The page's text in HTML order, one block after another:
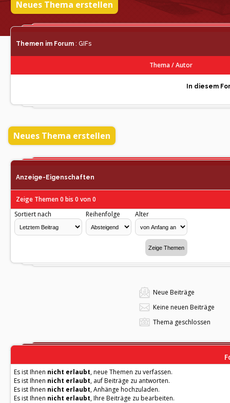
Neues Thema erstellen
Themen im Forum : GIFs
Thema/Autor
In diesem
Neues Thema erstellen
Anzeige-Eigenschaften
Zeige Themen 0 bis 0 von 0
Sortiert nach
Reihenfolge Alter
Neue Beiträge
Keine neuen Beiträge
Thema geschlossen
Es ist Ihnen nicht erlaubt, neue Themen zu verfassen.
Es ist Ihnen nicht erlaubt, auf Beiträge zu antworten.
Es ist Ihnen nicht erlaubt, Anhänge hochzuladen.
Es ist Ihnen nicht erlaubt, Ihre Beiträge zu bearbeiten.